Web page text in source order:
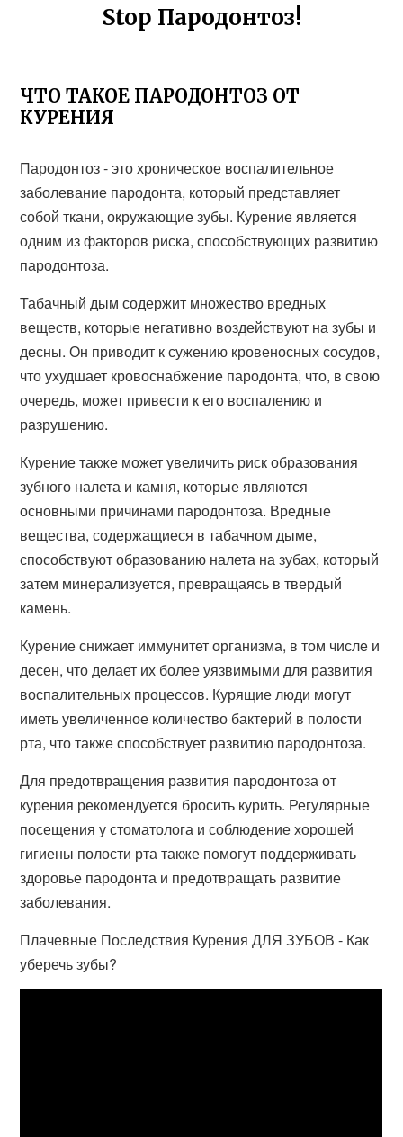
Stop Пародонтоз!
ЧТО ТАКОЕ ПАРОДОНТОЗ ОТ
КУРЕНИЯ
Пародонтоз - это хроническое воспалительное
заболевание пародонта, который представляет
собой ткани, окружающие зубы. Курение является
одним из факторов риска, способствующих развитию
пародонтоза.
Табачный дым содержит множество вредных
веществ, которые негативно воздействуют на зубы и
десны. Он приводит к сужению кровеносных сосудов,
что ухудшает кровоснабжение пародонта, что, в свою
очередь, может привести к его воспалению и
разрушению.
Курение также может увеличить риск образования
зубного налета и камня, которые являются
основными причинами пародонтоза. Вредные
вещества, содержащиеся в табачном дыме,
способствуют образованию налета на зубах, который
затем минерализуется, превращаясь в твердый
камень.
Курение снижает иммунитет организма, в том числе и
десен, что делает их более уязвимыми для развития
воспалительных процессов. Курящие люди могут
иметь увеличенное количество бактерий в полости
рта, что также способствует развитию пародонтоза.
Для предотвращения развития пародонтоза от
курения рекомендуется бросить курить. Регулярные
посещения у стоматолога и соблюдение хорошей
гигиены полости рта также помогут поддерживать
здоровье пародонта и предотвращать развитие
заболевания.
Плачевные Последствия Курения ДЛЯ ЗУБОВ - Как
уберечь зубы?